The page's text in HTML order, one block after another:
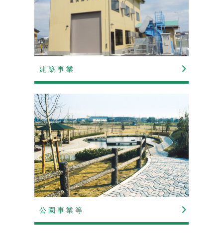
建 築 事 業
公 園 事 業 等